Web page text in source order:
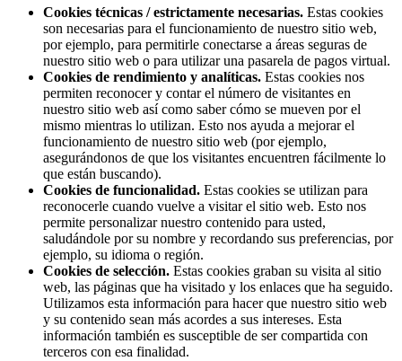
Cookies técnicas / estrictamente necesarias. Estas cookies
son necesarias para el funcionamiento de nuestro sitio web,
por ejemplo, para permitirle conectarse a áreas seguras de
nuestro sitio web o para utilizar una pasarela de pagos virtual.
Cookies de rendimiento y analíticas. Estas cookies nos
permiten reconocer y contar el número de visitantes en
nuestro sitio web así como saber cómo se mueven por el
mismo mientras lo utilizan. Esto nos ayuda a mejorar el
funcionamiento de nuestro sitio web (por ejemplo,
asegurándonos de que los visitantes encuentren fácilmente lo
que están buscando).
Cookies de funcionalidad. Estas cookies se utilizan para
reconocerle cuando vuelve a visitar el sitio web. Esto nos
permite personalizar nuestro contenido para usted,
saludándole por su nombre y recordando sus preferencias, por
ejemplo, su idioma o región.
Cookies de selección. Estas cookies graban su visita al sitio
web, las páginas que ha visitado y los enlaces que ha seguido.
Utilizamos esta información para hacer que nuestro sitio web
y su contenido sean más acordes a sus intereses. Esta
información también es susceptible de ser compartida con
terceros con esa finalidad.